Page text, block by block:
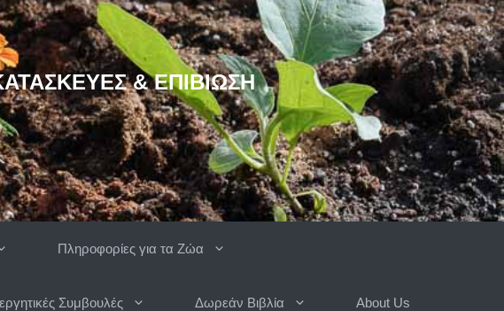
& ΕΠΙΒΊΩΣΗ
Πληροφορίες για τα Ζώα
Συμβουλές Δωρεάν Βιβλία About Us